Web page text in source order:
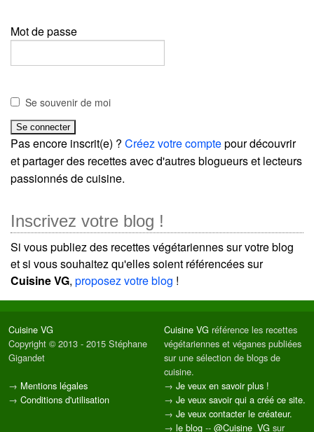
Mot de passe
Se souvenir de moi
Pas encore inscrit(e) ? Créez votre comptepour découvrir
et partager des recettes avec d'autres blogueurs et lecteurs
passionnés de cuisine.
Inscrivez votre blog !
Si vous publiez des recettes végétariennes sur votre blog
et si vous souhaitez qu'elles soient référencées sur
Cuisine VG, proposez votre blog !
Cuisine VG
Copyright © 2013 - 2015 Stéphane
Gigandet
→ Mentions légales
→ Conditions d'utilisation
Cuisine VG référence les recettes
végétariennes et véganes publiées
sur une sélection de blogs de
cuisine.
→ Je veux en savoir plus !
→ Je veux savoir qui a créé ce site.
→ Je veux contacter le créateur.
→ le blog -- @Cuisine_VG sur